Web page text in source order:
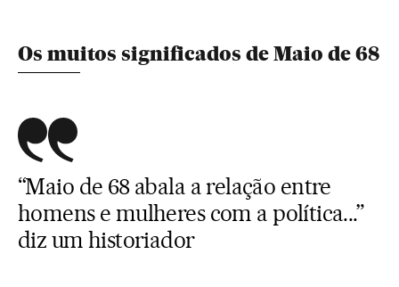
Os muitos significados de Maio de 68
“Maio de 68 abala a relação entre
homens e mulheres com a política...”
diz um historiador